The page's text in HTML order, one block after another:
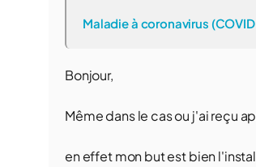
Maladie à coronavirus
Bonjour,
Même dans le cas ou j'ai reçu
en effet mon but est bien